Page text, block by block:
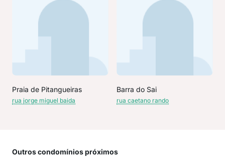
Praia de Pitangueiras
rua jorge miguel baida
Barra do Sai
rua caetano rando
Outros condomínios próximos